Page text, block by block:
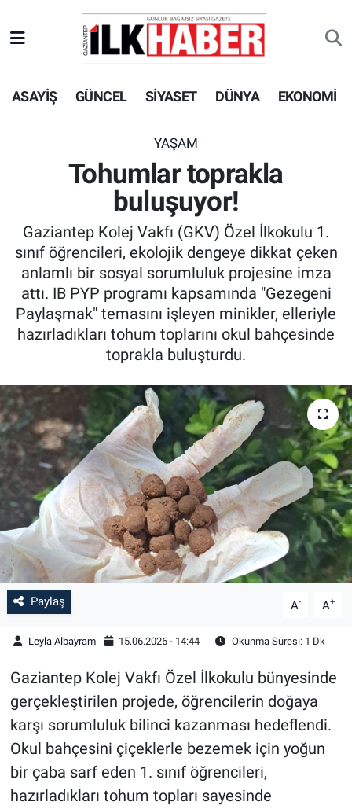
ASAYİŞ GÜNCEL SİYASET DÜNYA EKONOMİ
YAŞAM
Tohumlar toprakla
buluşuyor!
Gaziantep Kolej Vakfı (GKV) Özel İlkokulu 1.
sınıf öğrencileri, ekolojik dengeye dikkat çeken
anlamlı bir sosyal sorumluluk projesine imza
attı. IB PYP programı kapsamında "Gezegeni
Paylaşmak" temasını işleyen minikler, elleriyle
hazırladıkları tohum toplarını okul bahçesinde
toprakla buluşturdu.
Paylaş A- A+
Leyla Albayram 15.06.2026 - 14:44 Okunma Süresi: 1 Dk
Gaziantep Kolej Vakfı Özel İlkokulu bünyesinde
gerçekleştirilen projede, öğrencilerin doğaya
karşı sorumluluk bilinci kazanması hedeflendi.
Okul bahçesini çiçeklerle bezemek için yoğun
bir çaba sarf eden 1. sınıf öğrencileri,
hazırladıkları tohum topları sayesinde
EKONOMİ
SİYASET
SPOR
ASAYİŞ
EĞİTİM
KÜLTÜR - SANAT
Beyoğlu Hava Durumu
Beyoğlu Trafik Yoğunluk Haritası
Süper Lig Puan Durumu ve Fikstür
Tüm Manşetler
Haber Arşivi